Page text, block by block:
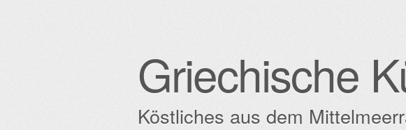
Griechische
Köstliches aus dem